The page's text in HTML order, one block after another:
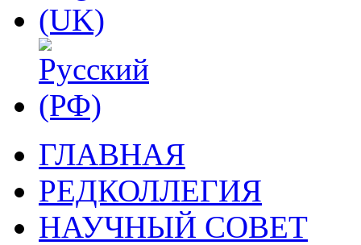
ГЛАВНАЯ
РЕДКОЛЛЕГИЯ
НАУЧНЫЙ СОВЕТ